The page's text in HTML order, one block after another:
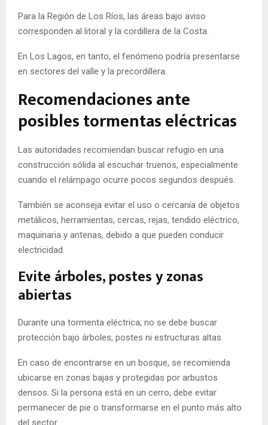
Para la Región de Los Ríos, las áreas bajo aviso
corresponden al litoral y la cordillera de la Costa.
En Los Lagos, en tanto, el fenómeno podría presentarse
en sectores del valle y la precordillera.
Recomendaciones ante
posibles tormentas eléctricas
Las autoridades recomiendan buscar refugio en una
construcción sólida al escuchar truenos, especialmente
cuando el relámpago ocurre pocos segundos después.
También se aconseja evitar el uso o cercanía de objetos
metálicos, herramientas, cercas, rejas, tendido eléctrico,
maquinaria y antenas, debido a que pueden conducir
electricidad.
Evite árboles, postes y zonas
abiertas
Durante una tormenta eléctrica, no se debe buscar
protección bajo árboles, postes ni estructuras altas.
En caso de encontrarse en un bosque, se recomienda
ubicarse en zonas bajas y protegidas por arbustos
densos. Si la persona está en un cerro, debe evitar
permanecer de pie o transformarse en el punto más alto
del sector.